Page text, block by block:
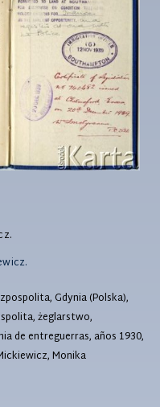
Gdynia (Polska),
żeglarstwo,
de entreguerras, años 1930,
Monika